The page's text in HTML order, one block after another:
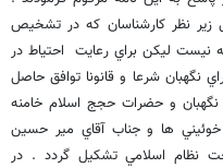
زير نظر كارشناسان كه در تشخيص
نيست ليكن براي رعايت احتياط در
شرعا و قانونا توافق حاصل
و حضرات حجج اسلام خامنه
ها و جناب آقاي مير حسين
نظام اسلامي تشكيل گردد . در